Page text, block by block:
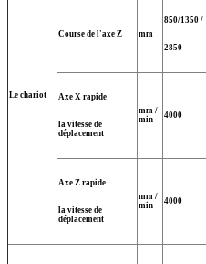
Le chariot
Course de l'axe Z mm
850/1350 /
2850
Axe X rapide
la vitesse de
déplacement
mm /
min
4000
Axe Z rapide
la vitesse de
déplacement
mm /
min
4000